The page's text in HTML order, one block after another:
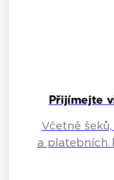
Přijímejte
Včetně
a platebních